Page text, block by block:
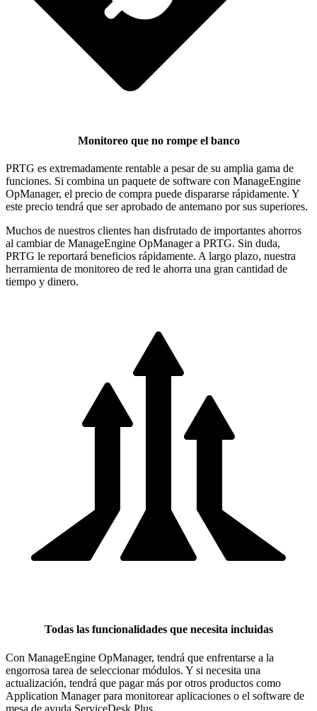
Monitoreo que no rompe el banco
PRTG es extremadamente rentable a pesar de su amplia gama de
funciones. Si combina un paquete de software con ManageEngine
OpManager, el precio de compra puede dispararse rápidamente. Y
este precio tendrá que ser aprobado de antemano por sus superiores.
Muchos de nuestros clientes han disfrutado de importantes ahorros
al cambiar de ManageEngine OpManager a PRTG. Sin duda,
PRTG le reportará beneficios rápidamente. A largo plazo, nuestra
herramienta de monitoreo de red le ahorra una gran cantidad de
tiempo y dinero.
Todas las funcionalidades que necesita incluidas
Con ManageEngine OpManager, tendrá que enfrentarse a la
engorrosa tarea de seleccionar módulos. Y si necesita una
actualización, tendrá que pagar más por otros productos como
Application Manager para monitorear aplicaciones o el software de
mesa de ayuda ServiceDesk Plus.